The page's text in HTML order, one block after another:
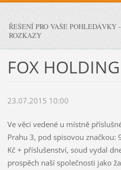
ŘEŠENÍ PRO VAŠE POHLEDÁVKY
ROZKAZY
FOX
23.07.2015 10:00
Ve věci vedené u místně
Prahu 3, pod spisovou značkou:
Kč + příslušenství, soud vydal
prospěch naší společnosti jako